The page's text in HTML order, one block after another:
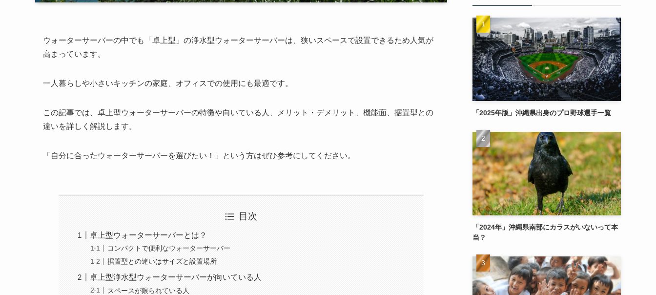
ウォーターサーバーの中でも「卓上型」の浄水型ウォーターサーバーは、狭いスペースで設置できるため人気が
高まっています。
一人暮らしや小さいキッチンの家庭、オフィスでの使用にも最適です。
この記事では、卓上型ウォーターサーバーの特徴や向いている人、メリット・デメリット、機能面、据置型との
違いを詳しく解説します。
「自分に合ったウォーターサーバーを選びたい！」という方はぜひ参考にしてください。
目次
卓上型ウォーターサーバーとは？
コンパクトで便利なウォーターサーバー
据置型との違いはサイズと設置場所
卓上型浄水型ウォーターサーバーが向いている人
スペースが限られている人
「2025年版」沖縄県出身のプロ野球選手一覧
「2024年」沖縄県南部にカラスがいないって本
当？